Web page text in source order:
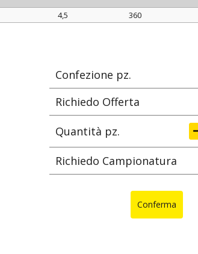
4,5 360
Confezione pz.
Richiedo Offerta
Quantità pz.
Richiedo Campionatura
Conferma